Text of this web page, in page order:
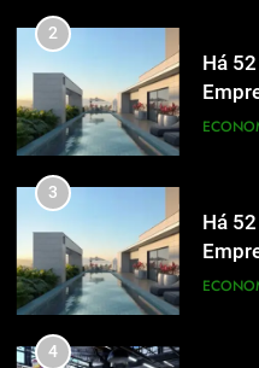
2
Há
do
3
Há
do
4